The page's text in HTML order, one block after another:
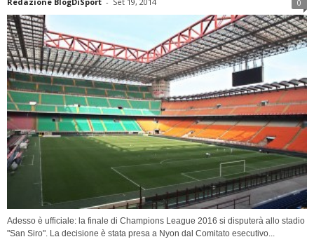
0
Adesso è ufficiale: la finale di Champions League 2016 si disputerà allo stadio
"San Siro". La decisione è stata presa a Nyon dal Comitato esecutivo...